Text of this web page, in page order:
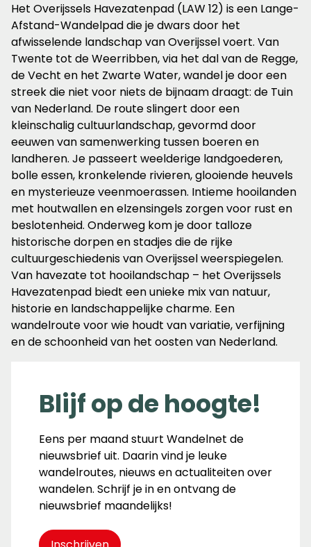
Het Overijssels Havezatenpad (LAW 12) is een Lange-
Afstand-Wandelpad die je dwars door het
afwisselende landschap van Overijssel voert. Van
Twente tot de Weerribben, via het dal van de Regge,
de Vecht en het Zwarte Water, wandel je door een
streek die niet voor niets de bijnaam draagt: de Tuin
van Nederland. De route slingert door een
kleinschalig cultuurlandschap, gevormd door
eeuwen van samenwerking tussen boeren en
landheren. Je passeert weelderige landgoederen,
bolle essen, kronkelende rivieren, glooiende heuvels
en mysterieuze veenmoerassen. Intieme hooilanden
met houtwallen en elzensingels zorgen voor rust en
beslotenheid. Onderweg kom je door talloze
historische dorpen en stadjes die de rijke
cultuurgeschiedenis van Overijssel weerspiegelen.
Van havezate tot hooilandschap – het Overijssels
Havezatenpad biedt een unieke mix van natuur,
historie en landschappelijke charme. Een
wandelroute voor wie houdt van variatie, verfijning
en de schoonheid van het oosten van Nederland.
Blijf op de hoogte!
Eens per maand stuurt Wandelnet de
nieuwsbrief uit. Daarin vind je leuke
wandelroutes, nieuws en actualiteiten over
wandelen. Schrijf je in en ontvang de
nieuwsbrief maandelijks!